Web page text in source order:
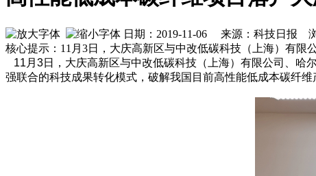
日期：2019-11-06 来源：科技日报
核心提示：11月3日，大庆高新区与中改低碳科技（上海）有限
11月3日，大庆高新区与中改低碳科技（上海）有限公司、哈
强联合的科技成果转化模式，破解我国目前高性能低成本碳纤